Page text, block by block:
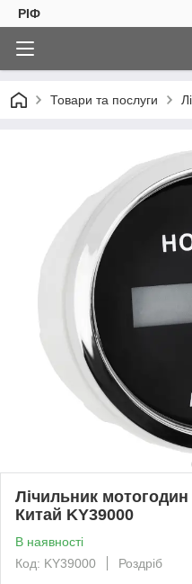
РІФ
Товари та послуги
Лічильник
Китай KY39000
В наявності
Код: KY39000
Роздріб